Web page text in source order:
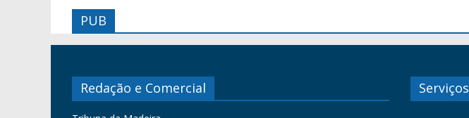
PUB
Redação e Comercial Serviços